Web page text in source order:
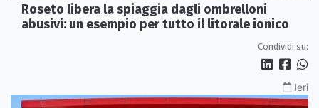
Roseto libera la spiaggia dagli ombrelloni
abusivi: un esempio per tutto il litorale ionico
Condividi su:
Ieri